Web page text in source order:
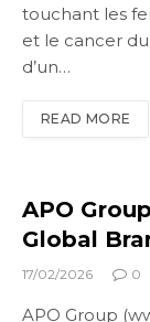
touchant les
et le cancer
d’un…
READ MORE
APO
Global
17/02/2026 0
APO Group